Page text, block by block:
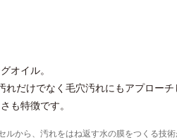
オイル。
れだけでなく毛穴汚れにもアプローチ
も特徴です。
から、汚れをはね返す水の膜をつくる技